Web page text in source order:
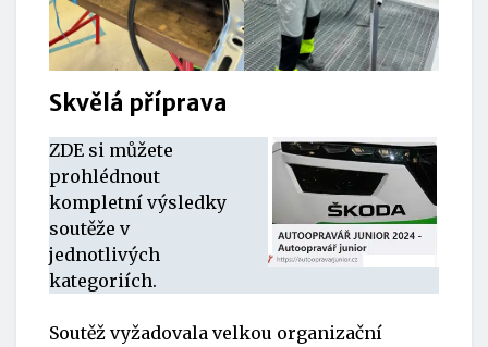
Skvělá příprava
ZDE si můžete
prohlédnout
kompletní výsledky
soutěže v
jednotlivých
kategoriích.
Soutěž vyžadovala velkou organizační